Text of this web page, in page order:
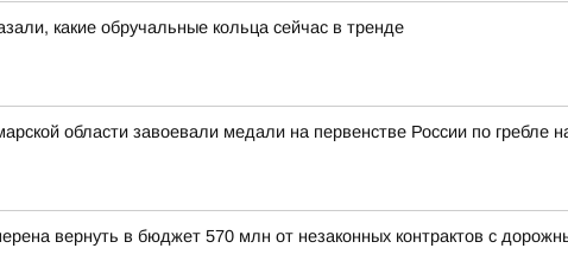
какие обручальные кольца сейчас в тренде
области завоевали медали на первенстве России по гребле
вернуть в бюджет 570 млн от незаконных контрактов с